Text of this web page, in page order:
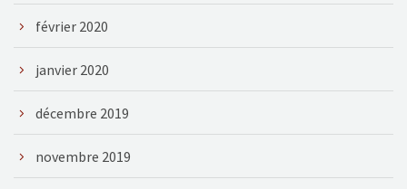
février 2020
janvier 2020
décembre 2019
novembre 2019